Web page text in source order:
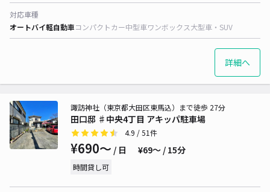
対応車種
オートバイ軽自動車コンパクトカー中型車ワンボックス大型車・SUV
詳細へ
田口邸 ♯中央4丁目 アキッパ駐車場
諏訪神社（東京都大田区東馬込）まで徒歩 27分
4.9 / 51件
¥690〜 / 日 ¥69〜 / 15分
時間貸し可